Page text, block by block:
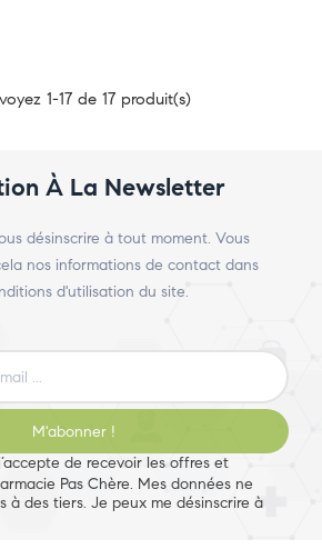
1-17 de 17 produit(s)
À La Newsletter
désinscrire à tout moment. Vous
nos informations de contact dans
d'utilisation du site.
M'abonner !
de recevoir les offres et
Pas Chère. Mes données ne
à des tiers. Je peux me désinscrire à